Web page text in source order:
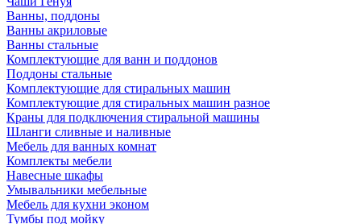
Ванны, поддоны
Ванны акриловые
Ванны стальные
Комплектующие для ванн и поддонов
Поддоны стальные
Комплектующие для стиральных машин
Комплектующие для стиральных машин разное
Краны для подключения стиральной машины
Шланги сливные и наливные
Мебель для ванных комнат
Комплекты мебели
Навесные шкафы
Умывальники мебельные
Мебель для кухни эконом
Тумбы под мойку